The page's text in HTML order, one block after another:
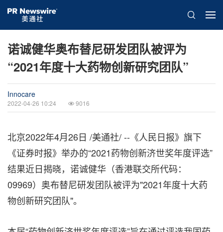
诺诚健华奥布替尼研发团队被评为
“2021年度十大药物创新研究团队”
Innocare
2022-04-26 10:24 9016
北京2022年4月26日 /美通社/ --《人民日报》旗下
《证券时报》举办的“2021药物创新济世奖年度评选”
结果近日揭晓，诺诚健华（香港联交所代码：
09969）奥布替尼研发团队被评为"2021年度十大药
物创新研究团队"。